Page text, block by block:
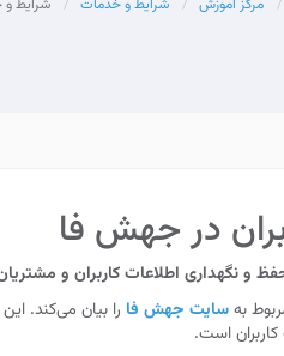
مرکز آموزش شرایط و خدمات شرایط
در جهش فا
و نگهداری اطلاعات کاربران و
بهسایت جهش فا را بیان می‌کند.
است.